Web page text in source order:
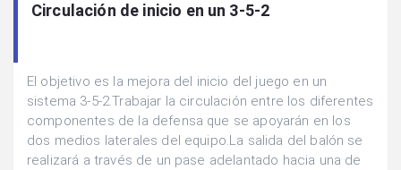
Circulación de inicio en un 3-5-2
El objetivo es la mejora del inicio del juego en un
sistema 3-5-2.Trabajar la circulación entre los diferentes
componentes de la defensa que se apoyarán en los
dos medios laterales del equipo.La salida del balón se
realizará a través de un pase adelantado hacia una de